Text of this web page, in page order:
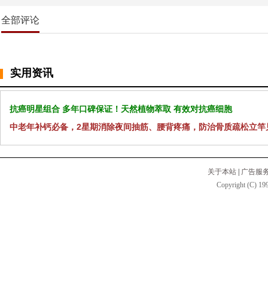
全部评论
实用资讯
抗癌明星组合 多年口碑保证！天然植物萃取 有效对抗癌细胞
中老年补钙必备，2星期消除夜间抽筋、腰背疼痛，防治骨质疏松立竿
关于本站 | 广告服
Copyright (C)